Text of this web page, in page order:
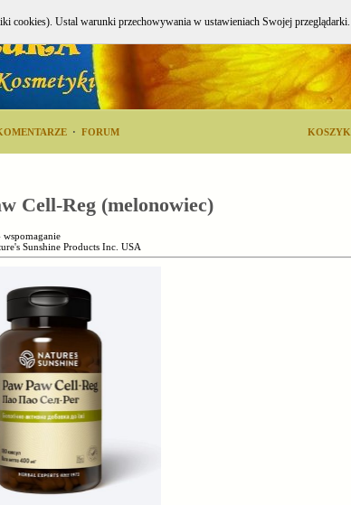
· FORUM KOSZYK
Cell-Reg (melonowiec)
Sunshine Products Inc. USA
cookies). Ustal warunki przechowywania w ustawieniach Swojej przeglądarki.